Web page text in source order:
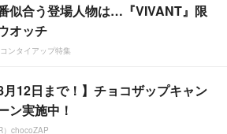
似合う登場人物は…『VIVANT』限
オッチ
ンタイアップ特集
8月12日まで！】チョコザップキャン
ン実施中！
）chocoZAP